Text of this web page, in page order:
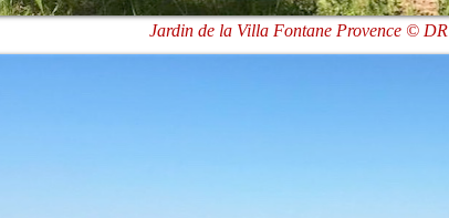
Jardin de la Villa Fontane Provence © DR